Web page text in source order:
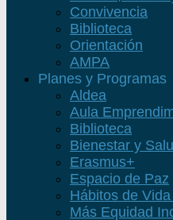
Convivencia
Biblioteca
Orientación
AMPA
Planes y Programas
Aldea
Aula
Biblioteca
Bienestar y
Erasmus+
Espacio de Paz
Hábitos de
Más Equidad